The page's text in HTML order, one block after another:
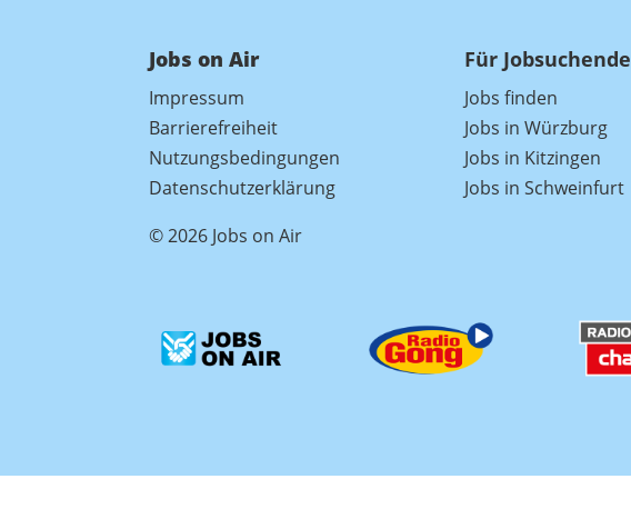
Jobs on Air
Impressum
Barrierefreiheit
Nutzungsbedingungen
Datenschutzerklärung
© 2026 Jobs on Air
Für Jobsuchende
Jobs finden
Jobs in Würzburg
Jobs in Kitzingen
Jobs in Schweinfurt